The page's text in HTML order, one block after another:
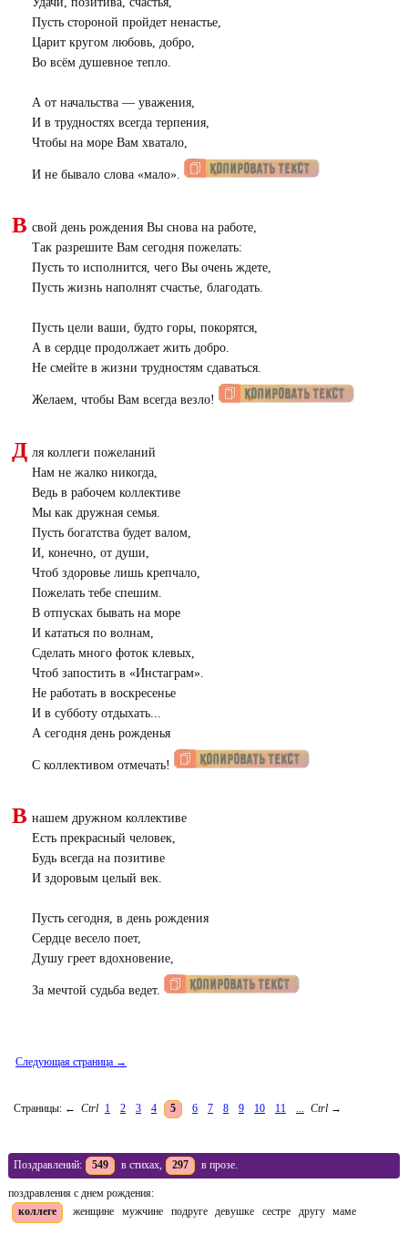
Пусть стороной пройдет ненастье,
Царит кругом любовь, добро,
Во всём душевное тепло.
А от начальства — уважения,
И в трудностях всегда терпения,
Чтобы на море Вам хватало,
И не бывало слова «мало».
В свой день рождения Вы снова на работе,
Так разрешите Вам сегодня пожелать:
Пусть то исполнится, чего Вы очень ждете,
Пусть жизнь наполнят счастье, благодать.
Пусть цели ваши, будто горы, покорятся,
А в сердце продолжает жить добро.
Не смейте в жизни трудностям сдаваться.
Желаем, чтобы Вам всегда везло!
Д ля коллеги пожеланий
Нам не жалко никогда,
Ведь в рабочем коллективе
Мы как дружная семья.
Пусть богатства будет валом,
И, конечно, от души,
Чтоб здоровье лишь крепчало,
Пожелать тебе спешим.
В отпусках бывать на море
И кататься по волнам,
Сделать много фоток клевых,
Чтоб запостить в «Инстаграм».
Не работать в воскресенье
И в субботу отдыхать...
А сегодня день рожденья
С коллективом отмечать!
В нашем дружном коллективе
Есть прекрасный человек,
Будь всегда на позитиве
И здоровым целый век.
Пусть сегодня, в день рождения
Сердце весело поет,
Душу греет вдохновение,
За мечтой судьба ведет.
Следующая страница →
Страницы: ← Ctrl 1 2 3 4 5 6 7 8 9 10 11 Ctrl →
Поздравлений: 549 в стихах, 297 в прозе.
поздравления с днем рождения:
коллеге
женщине мужчине подруге девушке сестре другу маме